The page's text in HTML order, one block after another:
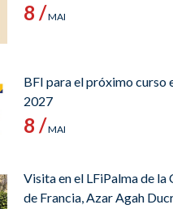
8 /MAI
BFI para el próximo curso
2027
8 /MAI
Visita en el LFiPalma de la
de Francia, Azar Agah